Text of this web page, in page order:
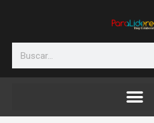
Search